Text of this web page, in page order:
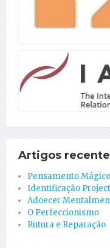
Artigos
Pensamento Mágico
Identificação
Adoecer
O Perfeccionismo
Rutura e Reparação